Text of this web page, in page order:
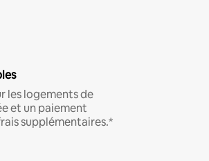
les logements de
et un paiement
supplémentaires.*